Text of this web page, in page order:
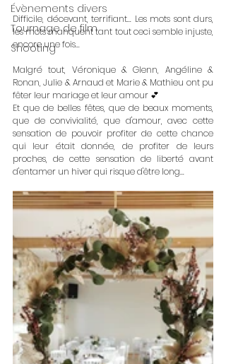
Évènements divers
Tournage de film
Shooting
Difficile, décevant, terrifiant... Les mots sont durs,
les mots manquent tant tout ceci semble injuste,
encore une fois...
Malgré tout, Véronique & Glenn, Angéline &
Ronan, Julie & Arnaud et Marie & Mathieu ont pu
fêter leur mariage et leur amour 💕
Et que de belles fêtes, que de beaux moments,
que de convivialité, que d'amour, avec cette
sensation de pouvoir profiter de cette chance
qui leur était donnée, de profiter de leurs
proches, de cette sensation de liberté avant
d'entamer un hiver qui risque d'être long...